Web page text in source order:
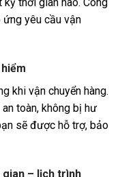
thời gian nào. Công
ứng yêu cầu vận
khi vận chuyển hàng.
toàn, không bị hư
sẽ được hỗ trợ, bảo
gian – lịch trình